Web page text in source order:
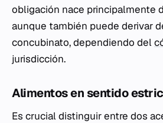
obligación nace principalmente
aunque también puede derivar
concubinato, dependiendo del
jurisdicción.
Alimentos en sentido
Es crucial distinguir entre dos